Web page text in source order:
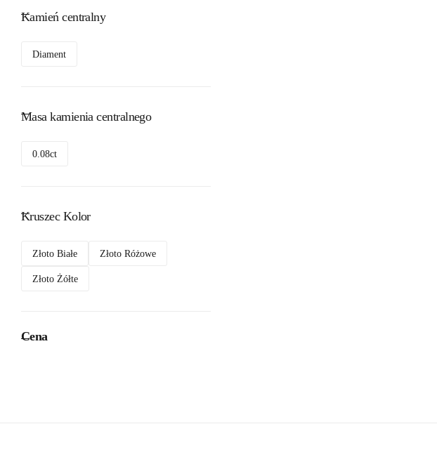
Kamień centralny
Diament
Masa kamienia centralnego
0.08ct
Kruszec Kolor
Złoto Białe Złoto Różowe
Złoto Żółte
Cena